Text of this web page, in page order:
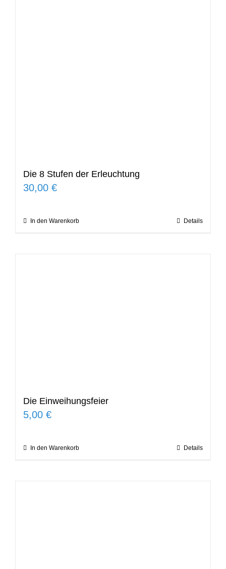
Die 8 Stufen der Erleuchtung
30,00 €
In den Warenkorb Details
Die Einweihungsfeier
5,00 €
In den Warenkorb Details